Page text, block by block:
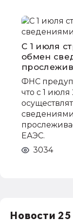
С 1 июля
обмен
ФНС
что с 1
ЕАЭС.
3034
Новости